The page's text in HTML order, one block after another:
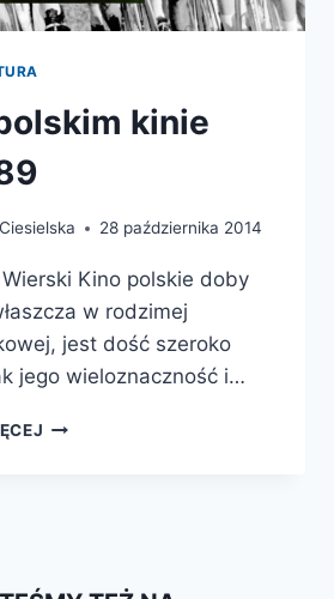
kinie
28 października 2014
Kino polskie doby
w rodzimej
jest dość szeroko
jego wieloznaczność i…
SPORT